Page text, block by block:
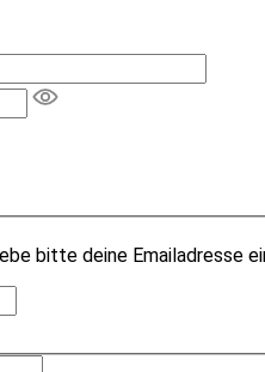
bitte deine Emailadresse